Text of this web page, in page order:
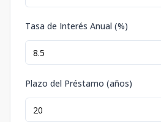
Tasa de Interés Anual (%)
Plazo del Préstamo (años)